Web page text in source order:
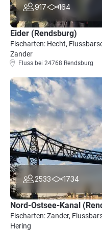
917 164
Eider (Rendsburg)
Fischarten: Hecht,
Zander
Fluss bei 24768 Rendsburg
2533 1734
Nord-Ostsee-Kanal
Fischarten: Zander,
Hering